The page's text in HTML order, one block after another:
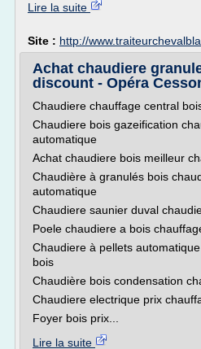
Lire la suite
Site : http://
Achat chaudiere
discount - Opéra
Chaudiere chauffage central
Chaudiere bois gazeification
automatique
Achat chaudiere bois meilleur
Chaudière à granulés bois
automatique
Chaudiere saunier duval
Poele chaudiere a bois
Chaudiere à pellets
bois
Chaudière bois condensation
Chaudiere electrique prix
Foyer bois prix...
Lire la suite